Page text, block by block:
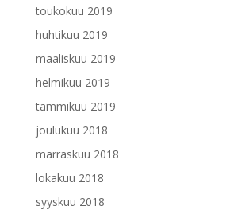
toukokuu 2019
huhtikuu 2019
maaliskuu 2019
helmikuu 2019
tammikuu 2019
joulukuu 2018
marraskuu 2018
lokakuu 2018
syyskuu 2018